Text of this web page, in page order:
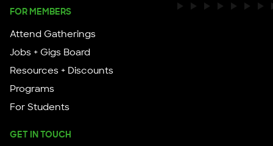
FOR MEMBERS
Attend Gatherings
Jobs + Gigs Board
Resources + Discounts
Programs
For Students
GET IN TOUCH